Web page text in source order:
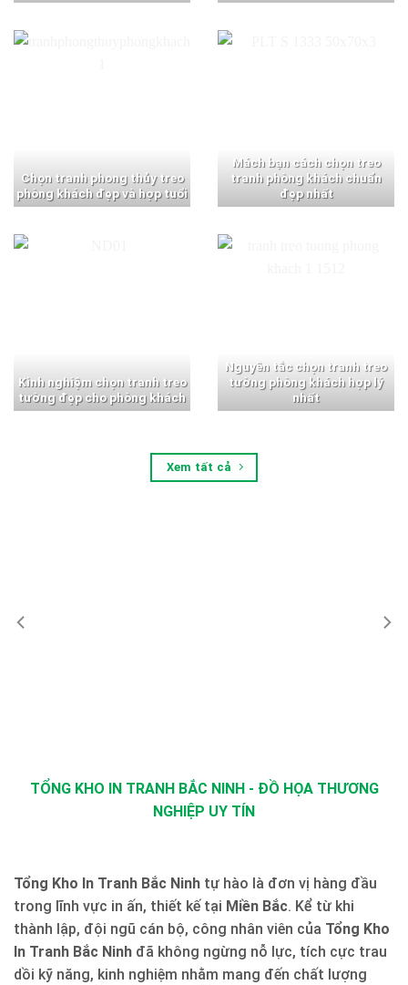
Chọn tranh phong thủy treo
phòng khách đẹp và hợp tuổi
Mách bạn cách chọn treo
tranh phòng khách chuẩn
đẹp nhất
Kinh nghiệm chọn tranh treo
tường đẹp cho phòng khách
Nguyên tắc chọn tranh treo
tường phòng khách hợp lý
nhất
Xem tất cả
TỔNG KHO IN TRANH BẮC NINH - ĐỒ HỌA THƯƠNG
NGHIỆP UY TÍN
Tổng Kho In Tranh Bắc Ninh tự hào là đơn vị hàng đầu
trong lĩnh vực in ấn, thiết kế tại Miền Bắc. Kể từ khi
thành lập, đội ngũ cán bộ, công nhân viên của Tổng Kho
In Tranh Bắc Ninh đã không ngừng nỗ lực, tích cực trau
dồi kỹ năng, kinh nghiệm nhằm mang đến chất lượng